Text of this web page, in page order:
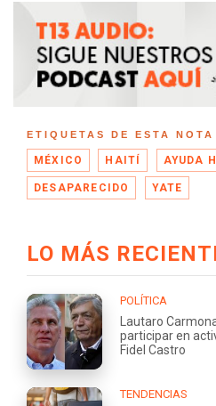
ETIQUETAS DE ESTA NOTA
MÉXICO HAITÍ AYUDA
DESAPARECIDO YATE
LO MÁS
POLÍTICA
Lautaro
participar en
Fidel Castro
TENDENCIAS